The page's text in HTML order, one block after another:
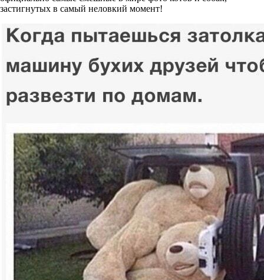
застигнутых в самый неловкий момент!